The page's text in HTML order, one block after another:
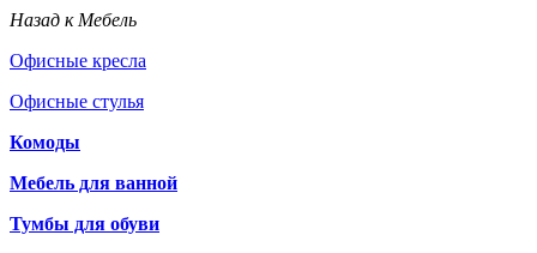
Назад к Мебель
Офисные кресла
Офисные стулья
Комоды
Мебель для ванной
Тумбы для обуви